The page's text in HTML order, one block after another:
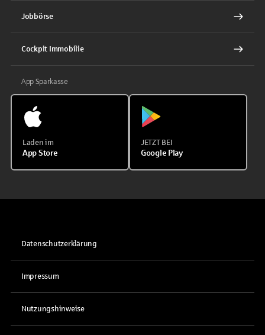
Jobbörse
Cockpit Immobilie
App Sparkasse
Laden im
App Store
JETZT BEI
Google Play
Datenschutzerklärung
Impressum
Nutzungshinweise